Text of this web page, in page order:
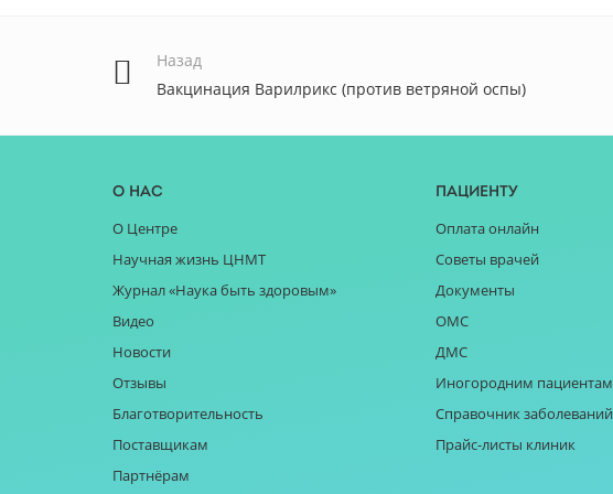
Назад
Вакцинация Варилрикс (против ветряной оспы)
О нас
О Центре
Научная жизнь ЦНМТ
Журнал «Наука быть здоровым»
Видео
Новости
Отзывы
Благотворительность
Поставщикам
Партнёрам
Пациенту
Оплата онлайн
Советы врачей
Документы
ОМС
ДМС
Иногородним пациентам
Справочник заболеваний
Прайс-листы клиник